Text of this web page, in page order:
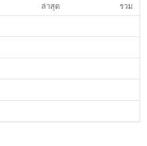
ล่าสุด รวม